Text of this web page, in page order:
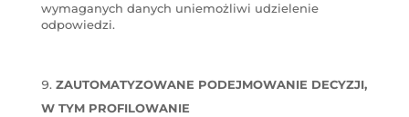
wymaganych danych uniemożliwi udzielenie
odpowiedzi.
ZAUTOMATYZOWANE PODEJMOWANIE DECYZJI,
W TYM PROFILOWANIE